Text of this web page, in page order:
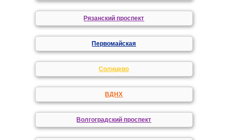
Рязанский проспект
Первомайская
Солнцево
ВДНХ
Волгоградский проспект